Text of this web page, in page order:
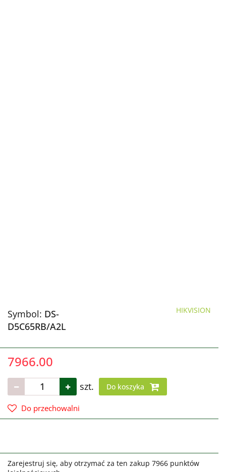
Symbol: DS-
D5C65RB/A2L
HIKVISION
7966.00
szt. Do koszyka
Do przechowalni
Zarejestruj się, aby otrzymać za ten zakup 7966 punktów